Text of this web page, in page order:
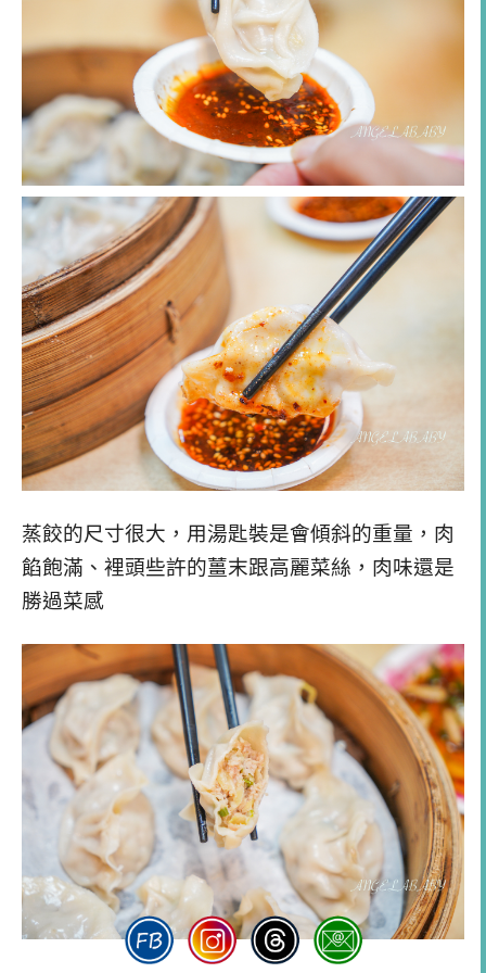
蒸餃的尺寸很大，用湯匙裝是會傾斜的重量，肉
餡飽滿、裡頭些許的薑末跟高麗菜絲，肉味還是
勝過菜感